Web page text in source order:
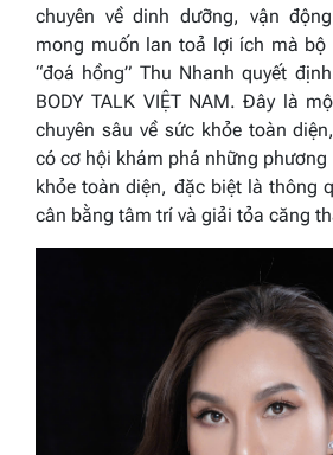
chuyên về dinh dưỡng, vận
mong muốn lan toả lợi ích mà bộ
“đoá hồng” Thu Nhanh quyết
BODY TALK VIỆT NAM. Đây là
chuyên sâu về sức khỏe toàn
có cơ hội khám phá những
khỏe toàn diện, đặc biệt là thông
cân bằng tâm trí và giải tỏa căng